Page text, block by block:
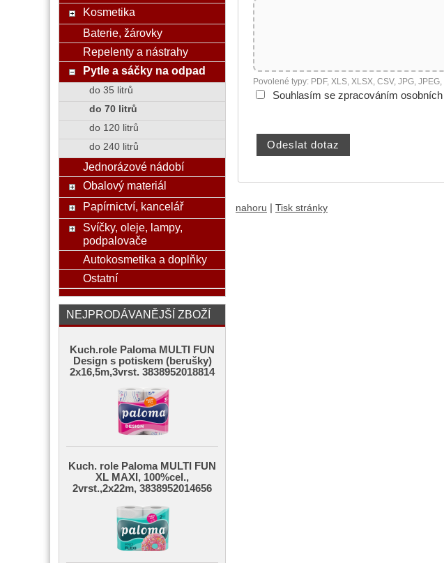
Povolené typy: PDF, XLS, XLSX, CSV, JPG,
Souhlasím se zpracováním
nahoru Tisk stránky
Kosmetika
Baterie, žárovky
Repelenty a nástrahy
Pytle a sáčky na odpad
do 35 litrů
do 70 litrů
do 120 litrů
do 240 litrů
Jednorázové nádobí
Obalový materiál
Papírnictví, kancelář
Svíčky, oleje, lampy,
podpalovače
Autokosmetika a doplňky
Ostatní
NEJPRODÁVANĚJŠÍ ZBOŽÍ
Kuch.role Paloma MULTI FUN
Design s potiskem (berušky)
2x16,5m,3vrst. 3838952018814
Kuch. role Paloma MULTI FUN
XL MAXI, 100%cel.,
2vrst.,2x22m, 3838952014656